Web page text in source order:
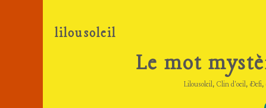
lilousoleil
Le mot
Lilousoleil, Clin d'oeil, Defi,